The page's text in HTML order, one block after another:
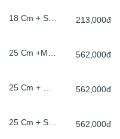
18 Cm + Sơn Trắng , Đèn Le 213,000đ
25 Cm +Màu Cổ, Có Chân , Đèn Le 562,000đ
25 Cm + Đế Gỗ, Có Chân, Đèn Le 562,000đ
25 Cm + Sơn Đen, Đèn Le 562,000đ